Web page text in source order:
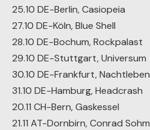
25.10 DE-Berlin, Casiopeia
27.10 DE-Köln, Blue Shell
28.10 DE-Bochum, Rockpalast
29.10 DE-Stuttgart, Universum
30.10 DE-Frankfurt, Nachtleben
31.10 DE-Hamburg, Headcrash
20.11 CH-Bern, Gaskessel
21.11 AT-Dornbirn, Conrad Sohm